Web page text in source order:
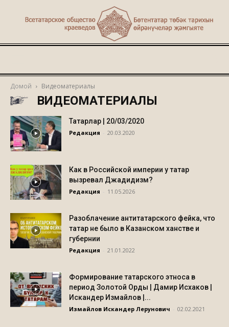
Домой Видеоматериалы
ВИДЕОМАТЕРИАЛЫ
Татарлар | 20/03/2020
Редакция 20.03.2020
Как в Российской империи у татар
вызревал Джадидизм?
Редакция 11.05.2026
Разоблачение антитатарского фейка, что
татар не было в Казанском ханстве и
губернии
Редакция 21.01.2022
Формирование татарского этноса в
период Золотой Орды | Дамир Исхаков |
Искандер Измайлов |...
Измайлов Искандер Лерунович 02.02.2021